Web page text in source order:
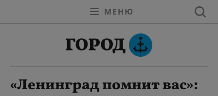
МЕНЮ
«Ленинград помнит вас»: